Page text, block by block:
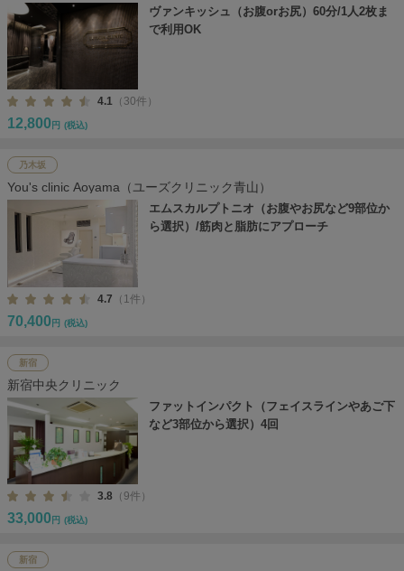
ヴァンキッシュ（お腹orお尻）60分/1人2枚ま
で利用OK
4.1 （30件）
12,800 円 (税込)
乃木坂
You's clinic Aoyama（ユーズクリニック青山）
エムスカルプトニオ（お腹やお尻など9部位か
ら選択）/筋肉と脂肪にアプローチ
4.7 （1件）
70,400 円 (税込)
新宿
新宿中央クリニック
ファットインパクト（フェイスラインやあご下
など3部位から選択）4回
3.8 （9件）
33,000 円 (税込)
新宿